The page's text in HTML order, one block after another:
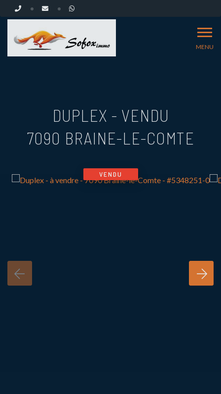
MENU
DUPLEX - VENDU
7090 BRAINE-LE-COMTE
VENDU